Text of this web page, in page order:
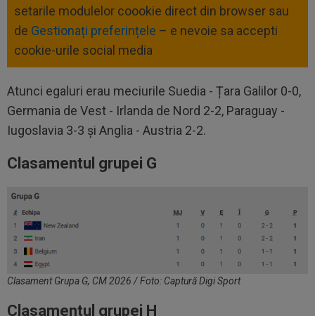
setarile modulelor coookie direct din browser sau
de Gestionați preferințele – e nevoie sa accepti
cookie-urile social media
Atunci egaluri erau meciurile Suedia - Țara Galilor 0-0,
Germania de Vest - Irlanda de Nord 2-2, Paraguay -
Iugoslavia 3-3 și Anglia - Austria 2-2.
Clasamentul grupei G
Clasament Grupa G, CM 2026 / Foto: Captură Digi Sport
Clasamentul grupei H